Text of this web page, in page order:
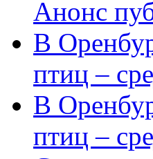
Анонс
В
птиц –
В
птиц –